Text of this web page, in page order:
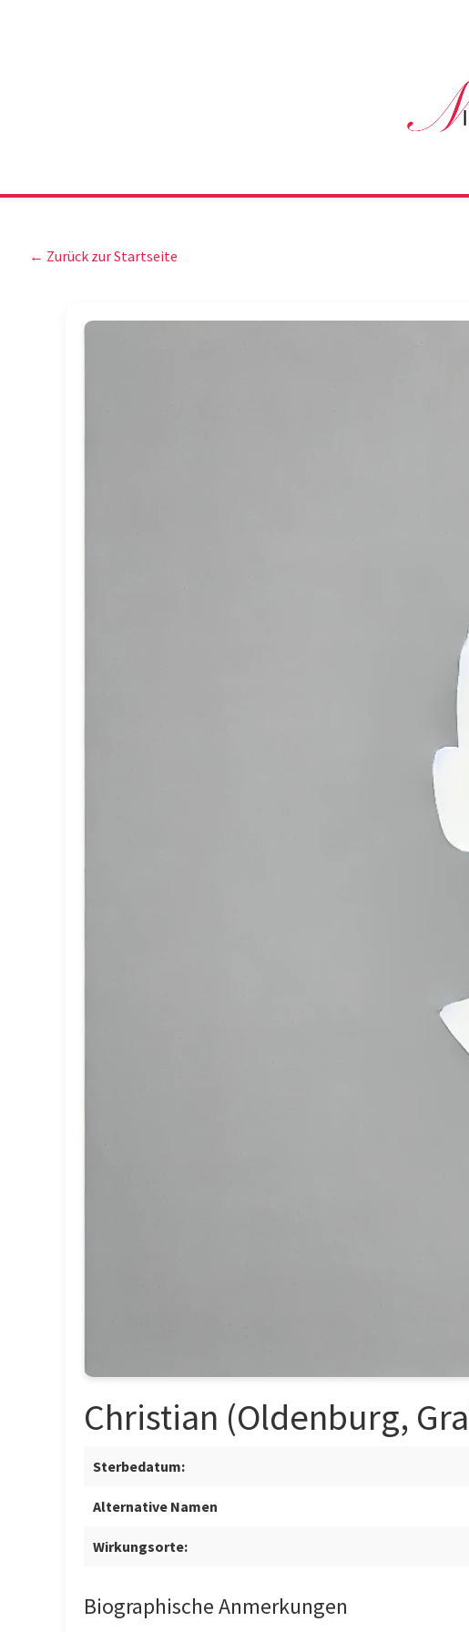
← Zurück zur Startseite
Christian (Oldenburg,
Sterbedatum:
Alternative Namen
Wirkungsorte:
Biographische Anmerkungen